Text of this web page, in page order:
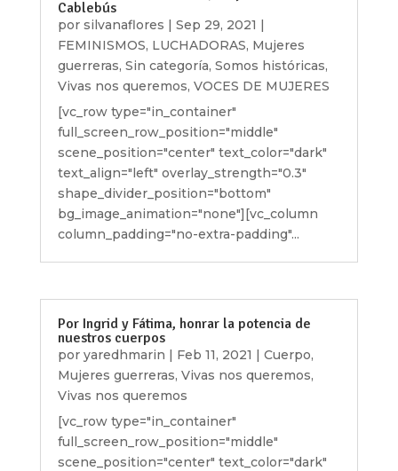
Cablebús
por silvanaflores | Sep 29, 2021 |
FEMINISMOS, LUCHADORAS, Mujeres
guerreras, Sin categoría, Somos históricas,
Vivas nos queremos, VOCES DE MUJERES
[vc_row type="in_container"
full_screen_row_position="middle"
scene_position="center" text_color="dark"
text_align="left" overlay_strength="0.3"
shape_divider_position="bottom"
bg_image_animation="none"][vc_column
column_padding="no-extra-padding"...
Por Ingrid y Fátima, honrar la potencia de
nuestros cuerpos
por yaredhmarin | Feb 11, 2021 | Cuerpo,
Mujeres guerreras, Vivas nos queremos,
Vivas nos queremos
[vc_row type="in_container"
full_screen_row_position="middle"
scene_position="center" text_color="dark"